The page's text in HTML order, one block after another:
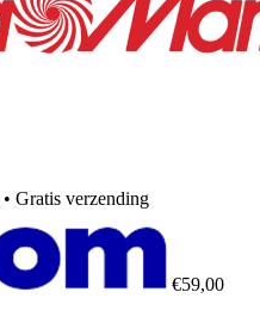
• Gratis verzending
€59,00